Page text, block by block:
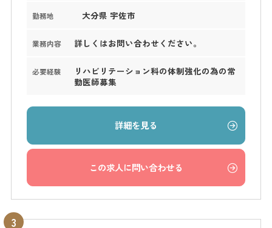
勤務地 大分県 宇佐市
業務内容 詳しくはお問い合わせください。
必要経験
リハビリテーション科の体制強化の為の常
勤医師募集
詳細を見る
この求人に問い合わせる